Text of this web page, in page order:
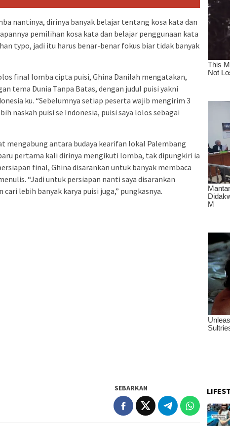
nantinya, dirinya banyak belajar tentang kosa kata dan
pemilihan kosa kata dan belajar penggunaan kata
typo, jadi itu harus benar-benar fokus biar tidak banyak
final lomba cipta puisi, Ghina Danilah mengatakan,
tema Dunia Tanpa Batas, dengan judul puisi yakni
ku. “Sebelumnya setiap peserta wajib mengirim 3
naskah puisi se Indonesia, puisi saya lolos sebagai
mengabung antara budaya kearifan lokal Palembang
pertama kali dirinya mengikuti lomba, tak dipungkiri ia
final, Ghina disarankan untuk banyak membaca
“Jadi untuk persiapan nanti saya disarankan
lebih banyak karya puisi juga,” pungkasnya.
SEBARKAN